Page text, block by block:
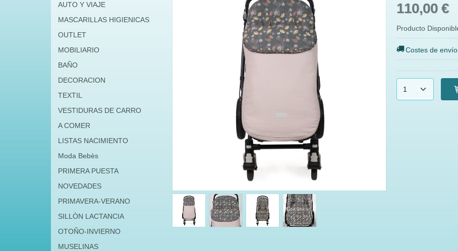
AUTO Y VIAJE
MASCARILLAS HIGIENICAS
OUTLET
MOBILIARIO
BAÑO
DECORACION
TEXTIL
VESTIDURAS DE CARRO
A COMER
LISTAS NACIMIENTO
Moda Bebès
PRIMERA PUESTA
NOVEDADES
PRIMAVERA-VERANO
SILLÒN LACTANCIA
OTOÑO-INVIERNO
MUSELINAS
110,00 €
Producto
Costes de envío